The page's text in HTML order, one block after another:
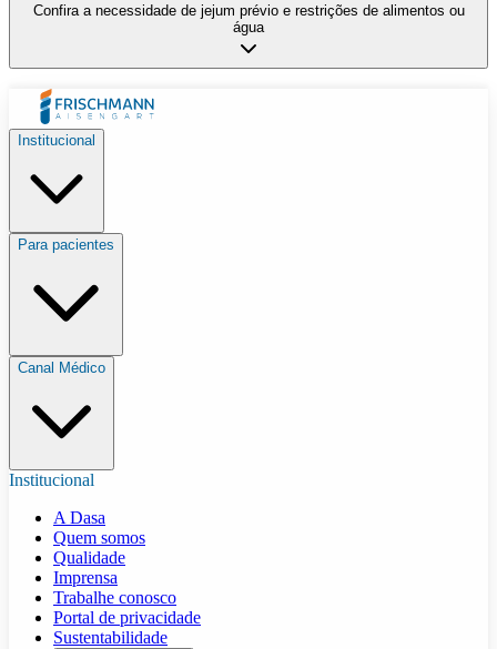
Confira a necessidade de jejum prévio e restrições de alimentos ou
água
Institucional
Para pacientes
Canal Médico
Institucional
A Dasa
Quem somos
Qualidade
Imprensa
Trabalhe conosco
Portal de privacidade
Sustentabilidade